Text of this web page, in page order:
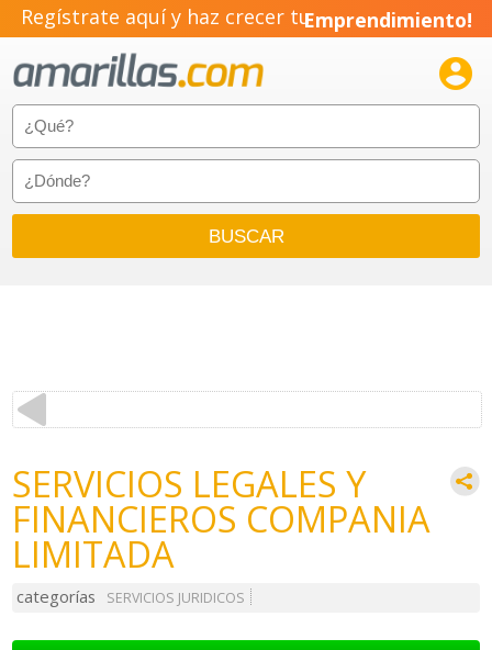
Regístrate aquí y haz crecer tuEmprendimiento!

SERVICIOS LEGALES Y
FINANCIEROS COMPANIA
LIMITADA
categorías SERVICIOS JURIDICOS